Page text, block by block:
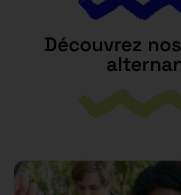
Découvrez